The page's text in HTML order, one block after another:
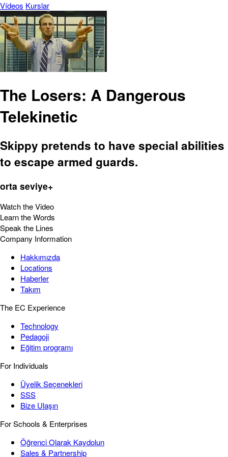
Vídeos Kurslar
The Losers: A Dangerous
Telekinetic
Skippy pretends to have special abilities
to escape armed guards.
orta seviye+
Watch the Video
Learn the Words
Speak the Lines
Company Information
Hakkımızda
Locations
Haberler
Takım
The EC Experience
Technology
Pedagoji
Eğitim programı
For Individuals
Üyelik Seçenekleri
SSS
Bize Ulaşın
For Schools & Enterprises
Öğrenci Olarak Kaydolun
Sales & Partnership